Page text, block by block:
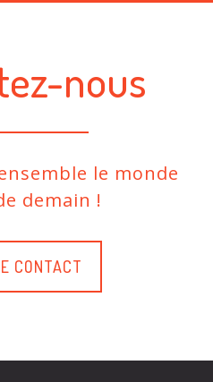
nous
le monde
demain !
CONTACT